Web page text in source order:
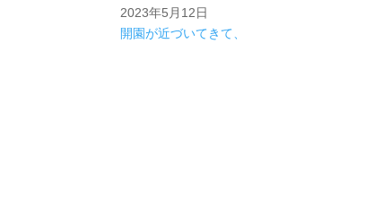
2023年5月12日
開園が近づいてきて、